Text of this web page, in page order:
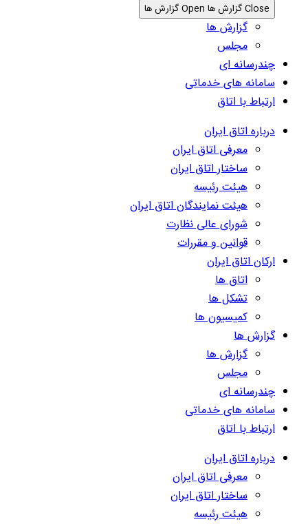
Close گزارش ها Open گزارش ها
گزارش ها
مجلس
چندرسانه ای
سامانه های خدماتی
ارتباط با اتاق
درباره اتاق ایران
معرفی اتاق ایران
ساختار اتاق ایران
هیئت رئیسه
هیئت نمایندگان اتاق ایران
شورای عالی نظارت
قوانین و مقررات
ارکان اتاق ایران
اتاق ها
تشکل ها
کمیسیون ها
گزارش ها
گزارش ها
مجلس
چندرسانه ای
سامانه های خدماتی
ارتباط با اتاق
درباره اتاق ایران
معرفی اتاق ایران
ساختار اتاق ایران
هیئت رئیسه